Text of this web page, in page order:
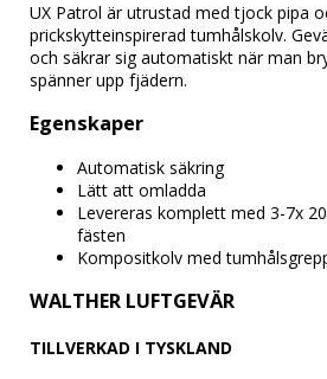
UX Patrol är utrustad med tjock pipa
prickskytteinspirerad tumhålskolv.
och säkrar sig automatiskt när man
spänner upp fjädern.
Egenskaper
Automatisk säkring
Lätt att omladda
Levereras komplett med 3-7x
fästen
Kompositkolv med
WALTHER LUFTGEVÄR
TILLVERKAD I TYSKLAND